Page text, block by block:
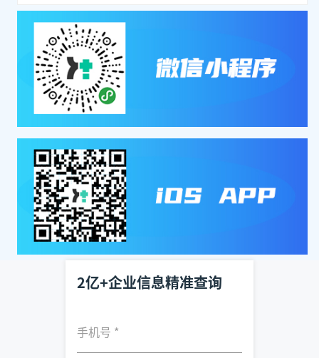
2亿+企业信息精准查询
手机号 *